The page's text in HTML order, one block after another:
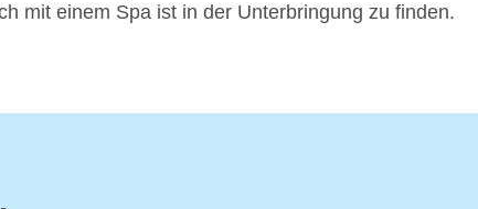
mit einem Spa ist in der Unterbringung zu finden.